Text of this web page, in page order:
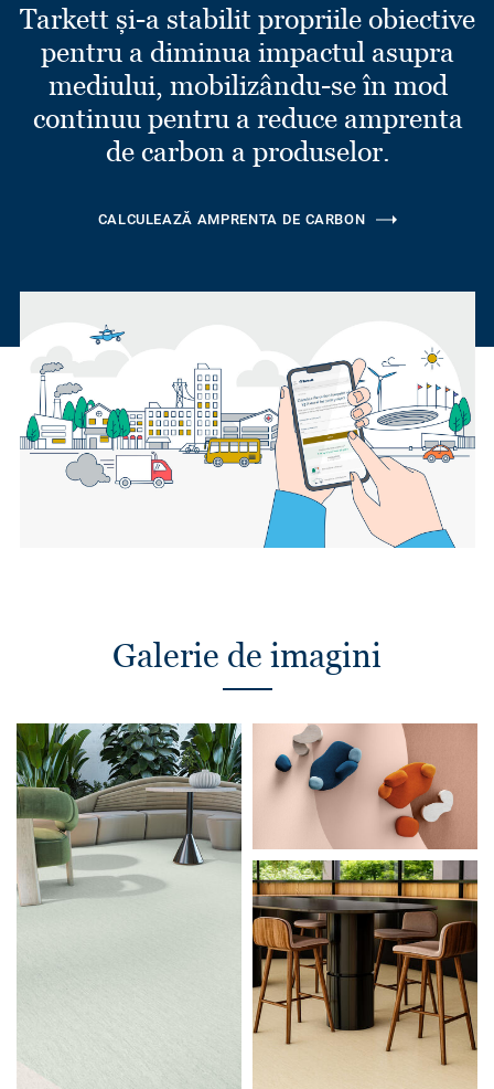
Tarkett și-a stabilit propriile obiective
pentru a diminua impactul asupra
mediului, mobilizându-se în mod
continuu pentru a reduce amprenta
de carbon a produselor.
CALCULEAZĂ AMPRENTA DE CARBON
Galerie de imagini